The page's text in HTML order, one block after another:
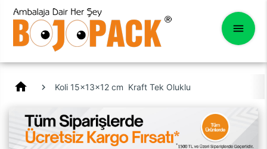
home Koli 15x13x12 cm Kraft Tek Oluklu